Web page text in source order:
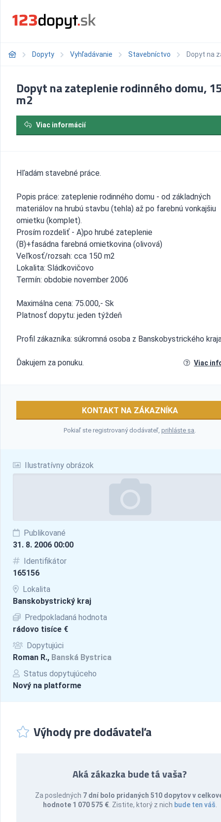
Dopyty Vyhľadávanie Stavebníctvo Dopyt na
Ilustratívny obrázok
Publikované
31. 8. 2006 00:00
Identifikátor
165156
Lokalita
Banskobystrický kraj
Predpokladaná hodnota
rádovo tisíce €
Dopytujúci
Roman R., Banská Bystrica
Status dopytujúceho
Nový na platforme
Dopyt na zateplenie rodinného domu,
m2
Viac informácií
Hľadám stavebné práce.
Popis práce: zateplenie rodinného domu - od základných
materiálov na hrubú stavbu (tehla) až po farebnú vonkajšiu
omietku (komplet).
Prosím rozdeliť - A)po hrubé zateplenie
(B)+fasádna farebná omietkovina (olivová)
Veľkosť/rozsah: cca 150 m2
Lokalita: Sládkovičovo
Termín: obdobie november 2006
Maximálna cena: 75.000,- Sk
Platnosť dopytu: jeden týždeň
Profil zákazníka: súkromná osoba z Banskobystrického
Ďakujem za ponuku. Viac
KONTAKT NA ZÁKAZNÍKA
Pokiaľ ste registrovaný dodávateľ,prihláste sa.
Výhody pre dodávateľa
Aká zákazka bude tá vaša?
Za posledných 7 dní bolo pridaných 510 dopytov v
hodnote 1 070 575 € . Zistite, ktorý z nich bude ten váš